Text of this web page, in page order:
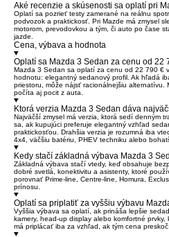
Aké recenzie a skúsenosti sa oplatí pri
Oplatí sa pozrieť testy zamerané na reálnu
podvozok a praktickosť. Pri Mazde má zmysel
motorom, prevodovkou a tým, či auto po čase
jazde.
Cena, výbava a hodnota
Oplatí sa Mazda 3 Sedan za cenu od 22
Mazda 3 Sedan sa oplatí za cenu od 22 790 €
hodnotu: elegantný sedanový profil. Ak hľadá
priestoru, môže nájsť racionálnejšiu alternatívu.
počíta aj pocit z auta.
Ktorá verzia Mazda 3 Sedan dáva
Najväčší zmysel má verzia, ktorá sedí denným
sa, ak kupujúci preferuje elegantný vzhľad
praktickosťou. Drahšia verzia je rozumná iba
4x4, väčšiu batériu, PHEV techniku alebo
Kedy stačí základná výbava Mazda 3
Základná výbava stačí vtedy, keď obsahuje
dobré svetlá, konektivitu a asistenty, ktoré
porovnať Prime-line, Centre-line, Homura,
prínosu.
Oplatí sa priplatiť za vyššiu výbavu
Vyššia výbava sa oplatí, ak prináša lepšie
kamery, head-up display alebo komfortné
má priplácať iba za vzhľad, ak tým cena